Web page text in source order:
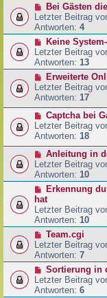
Bei Gästen
Letzter Beitrag
Antworten: 4
Keine
Letzter Beitrag
Antworten: 13
Erweiterte
Letzter Beitrag
Antworten: 17
Captcha bei
Letzter Beitrag
Antworten: 18
Anleitung in
Letzter Beitrag
Antworten: 10
Erkennung
hat
Letzter Beitrag
Antworten: 10
Team.cgi
Letzter Beitrag
Antworten: 7
Sortierung in
Letzter Beitrag
Antworten: 6